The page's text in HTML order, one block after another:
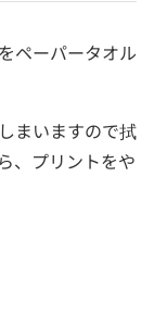
ペーパータオル
まいますので拭
、プリントをや